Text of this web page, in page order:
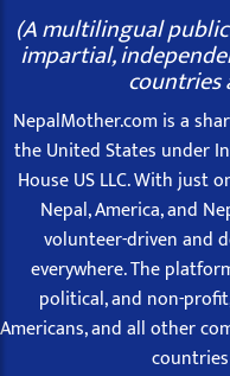
(A multilingual
impartial,
NepalMother.com is a
the United States under
House US LLC. With just
Nepal, America, and
volunteer-driven and
everywhere. The
political, and non-
Americans, and all other